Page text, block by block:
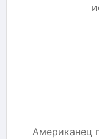
Американец